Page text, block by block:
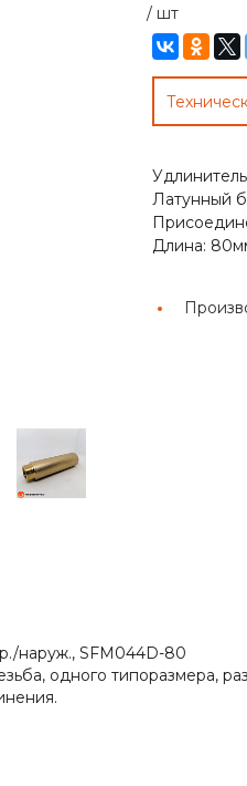
/ шт
Латунный
Длина:
наруж., SFM044D-80
одного типоразмера,